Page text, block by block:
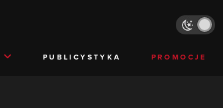
PUBLICYSTYKA PROMOCJE